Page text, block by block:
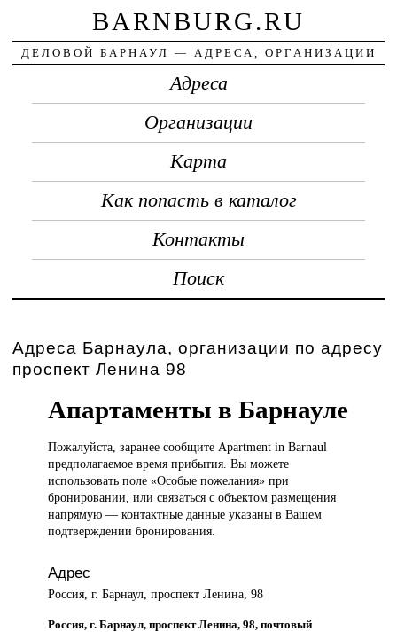
BARNBURG.RU
ДЕЛОВОЙ БАРНАУЛ — АДРЕСА, ОРГАНИЗАЦИИ
Адреса
Организации
Карта
Как попасть в каталог
Контакты
Поиск
Адреса Барнаула, организации по адресу
проспект Ленина 98
Апартаменты в Барнауле
Пожалуйста, заранеесообщите Apartment in Barnaul
предполагаемое время прибытия. Вы можете
использовать поле «Особые пожелания» при
бронировании, или связаться с объектом размещения
напрямую — контактные данные указаны в Вашем
подтверждении бронирования.
Адрес
Россия, г. Барнаул, проспект Ленина, 98
Россия, г. Барнаул, проспект Ленина, 98, почтовый